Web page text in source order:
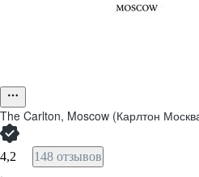
The Carlton, Moscow (Карлтон
4,2 148 отзывов